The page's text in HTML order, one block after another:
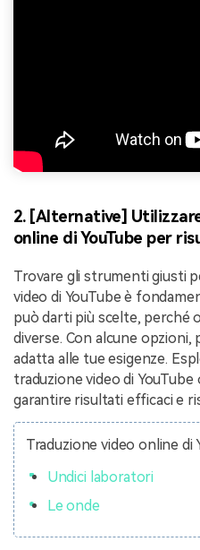
2. [Alternative]
online di YouTube per
Trovare gli strumenti giusti
video di YouTube è
può darti più scelte, perché
diverse. Con alcune opzioni,
adatta alle tue esigenze.
traduzione video di
garantire risultati efficaci e
Traduzione video online di
Undici laboratori
Le onde